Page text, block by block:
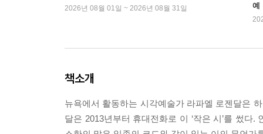
2026년 08월 01일 ~ 2026년 08월 31일
예
책소개
뉴욕에서 활동하는 시각예술가 라파엘 로젠달은
달은 2013년부터 휴대전화로 이 ‘작은 시’를 썼